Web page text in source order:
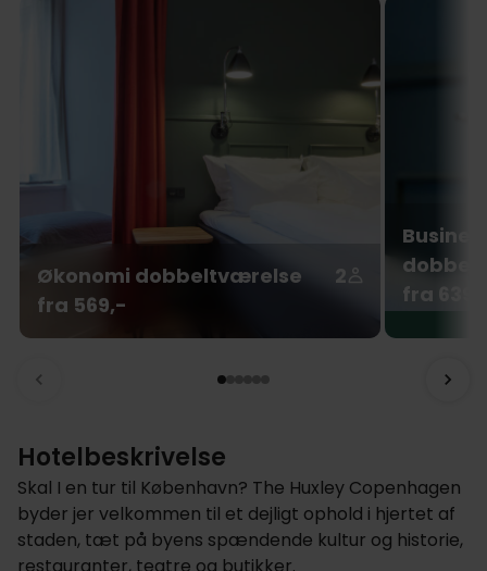
Økonomi dobbeltværelse
2
fra 569,-
fra
Hotelbeskrivelse
Skal I en tur til København? The Huxley Copenhagen
byder jer velkommen til et dejligt ophold i hjertet af
staden, tæt på byens spændende kultur og historie,